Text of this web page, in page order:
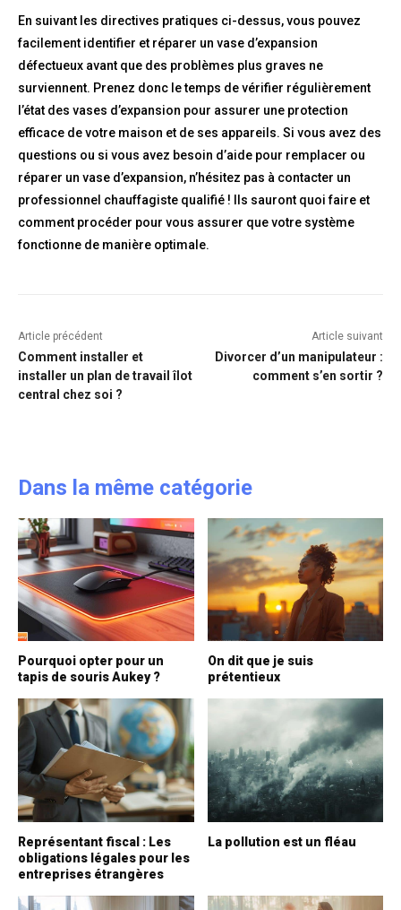
En suivant les directives pratiques ci-dessus, vous pouvez
facilement identifier et réparer un vase d’expansion
défectueux avant que des problèmes plus graves ne
surviennent. Prenez donc le temps de vérifier régulièrement
l’état des vases d’expansion pour assurer une protection
efficace de votre maison et de ses appareils. Si vous avez des
questions ou si vous avez besoin d’aide pour remplacer ou
réparer un vase d’expansion, n’hésitez pas à contacter un
professionnel chauffagiste qualifié ! Ils sauront quoi faire et
comment procéder pour vous assurer que votre système
fonctionne de manière optimale.
Article précédent
Comment installer et
installer un plan de travail îlot
central chez soi ?
Article suivant
Divorcer d’un manipulateur :
comment s’en sortir ?
Dans la même catégorie
Pourquoi opter pour un
tapis de souris Aukey ?
On dit que je suis
prétentieux
Représentant fiscal : Les
obligations légales pour les
entreprises étrangères
La pollution est un fléau